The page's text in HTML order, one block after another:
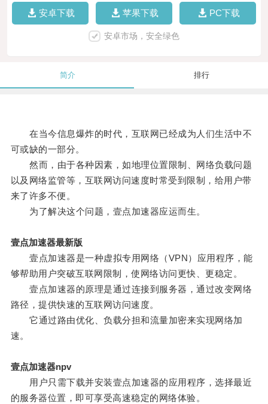
安卓下载 苹果下载 PC下载
安卓市场，安全绿色
简介 排行
在当今信息爆炸的时代，互联网已经成为人们生活中不
可或缺的一部分。
然而，由于各种因素，如地理位置限制、网络负载问题
以及网络监管等，互联网访问速度时常受到限制，给用户带
来了许多不便。
为了解决这个问题，壹点加速器应运而生。
壹点加速器最新版
壹点加速器是一种虚拟专用网络（VPN）应用程序，能
够帮助用户突破互联网限制，使网络访问更快、更稳定。
壹点加速器的原理是通过连接到服务器，通过改变网络
路径，提供快速的互联网访问速度。
它通过路由优化、负载分担和流量加密来实现网络加
速。
壹点加速器npv
用户只需下载并安装壹点加速器的应用程序，选择最近
的服务器位置，即可享受高速稳定的网络体验。